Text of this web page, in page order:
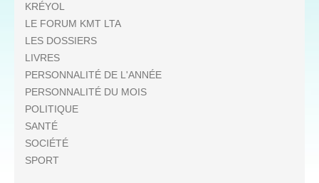
KRÉYOL
LE FORUM KMT LTA
LES DOSSIERS
LIVRES
PERSONNALITÉ DE L'ANNÉE
PERSONNALITÉ DU MOIS
POLITIQUE
SANTÉ
SOCIÉTÉ
SPORT